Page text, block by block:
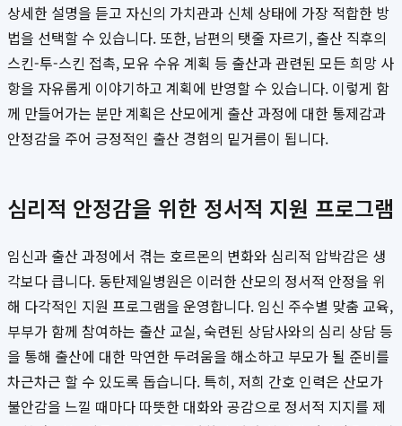
상세한 설명을 듣고 자신의 가치관과 신체 상태에 가장 적합한 방
법을 선택할 수 있습니다. 또한, 남편의 탯줄 자르기, 출산 직후의
스킨-투-스킨 접촉, 모유 수유 계획 등 출산과 관련된 모든 희망 사
항을 자유롭게 이야기하고 계획에 반영할 수 있습니다. 이렇게 함
께 만들어가는 분만 계획은 산모에게 출산 과정에 대한 통제감과
안정감을 주어 긍정적인 출산 경험의 밑거름이 됩니다.
심리적 안정감을 위한 정서적 지원 프로그램
임신과 출산 과정에서 겪는 호르몬의 변화와 심리적 압박감은 생
각보다 큽니다. 동탄제일병원은 이러한 산모의 정서적 안정을 위
해 다각적인 지원 프로그램을 운영합니다. 임신 주수별 맞춤 교육,
부부가 함께 참여하는 출산 교실, 숙련된 상담사와의 심리 상담 등
을 통해 출산에 대한 막연한 두려움을 해소하고 부모가 될 준비를
차근차근 할 수 있도록 돕습니다. 특히, 저희 간호 인력은 산모가
불안감을 느낄 때마다 따뜻한 대화와 공감으로 정서적 지지를 제